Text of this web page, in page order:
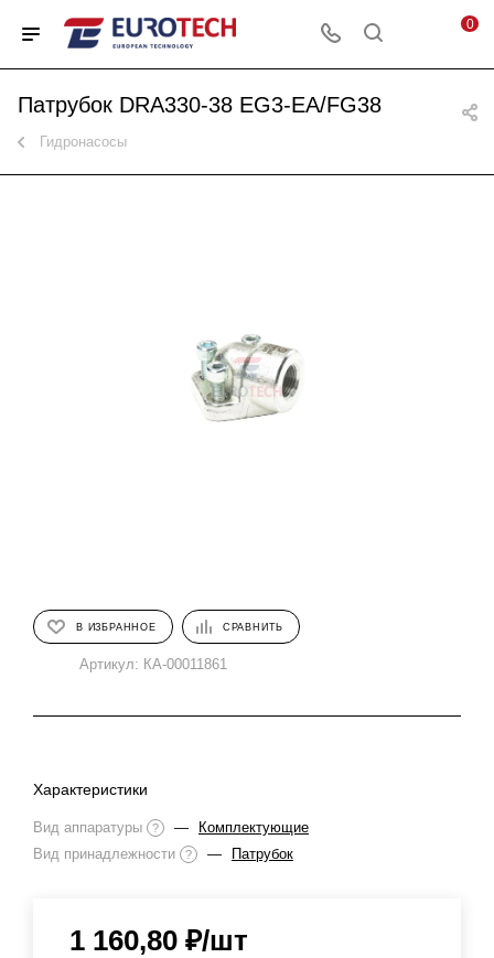
0
Патрубок DRA330-38 EG3-EA/FG38
Гидронасосы
В ИЗБРАННОЕ СРАВНИТЬ
Артикул: КА-00011861
Характеристики
Вид аппаратуры ? —
Комплектующие
Вид принадлежности
? — Патрубок
1 160,80 ₽/шт